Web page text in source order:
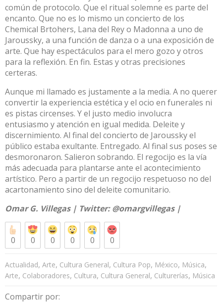
común de protocolo. Que el ritual solemne es parte del
encanto. Que no es lo mismo un concierto de los
Chemical Brtohers, Lana del Rey o Madonna a uno de
Jaroussky, a una función de danza o a una exposición de
arte. Que hay espectáculos para el mero gozo y otros
para la reflexión. En fin. Estas y otras precisiones
certeras.
Aunque mi llamado es justamente a la media. A no querer
convertir la experiencia estética y el ocio en funerales ni
es pistas circenses. Y el justo medio involucra
entusiasmo y atención en igual medida. Deleite y
discernimiento. Al final del concierto de Jaroussky el
público estaba exultante. Entregado. Al final sus poses se
desmoronaron. Salieron sobrando. El regocijo es la vía
más adecuada para plantarse ante el acontecimiento
artístico. Pero a partir de un regocijo respetuoso no del
acartonamiento sino del deleite comunitario.
Omar G. Villegas | Twitter:@omargvillegas|
0 0 0 0 0 0
Actualidad, Arte, Cultura General, Cultura Pop, México, Música,
Arte, Colaboradores, Cultura, Cultura General, Culturerías, Música
Compartir por: